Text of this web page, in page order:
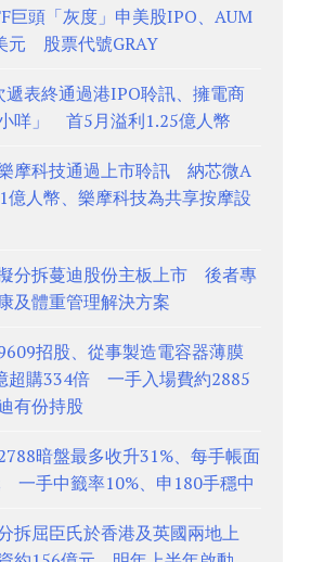
巨頭「灰度」申美股IPO、AUM
元 股票代號GRAY
遞表終通過港IPO聆訊、擁電商
咩」 首5月溢利1.25億人幣
摩科技通過上市聆訊 納芯微A
億人幣、樂摩科技為共享按摩設
分拆蔓迪股份主板上市 後者專
及體重管理解決方案
招股、從事製造電容器薄膜
超購334倍 一手入場費約2885
有份持股
暗盤最多收升31%、每手帳面
一手中籤率10%、申180手穩中
拆屈臣氏於香港及英國兩地上